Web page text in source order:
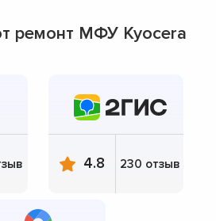
ремонт МФУ Kyocera
4.8 230 отзыв